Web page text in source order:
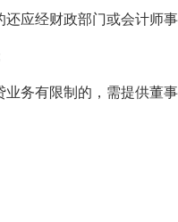
应经财政部门或会计师事
务有限制的，需提供董